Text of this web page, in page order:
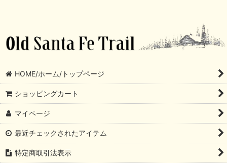
HOME/ホーム/トップページ
ショッピングカート
マイページ
最近チェックされたアイテム
特定商取引法表示